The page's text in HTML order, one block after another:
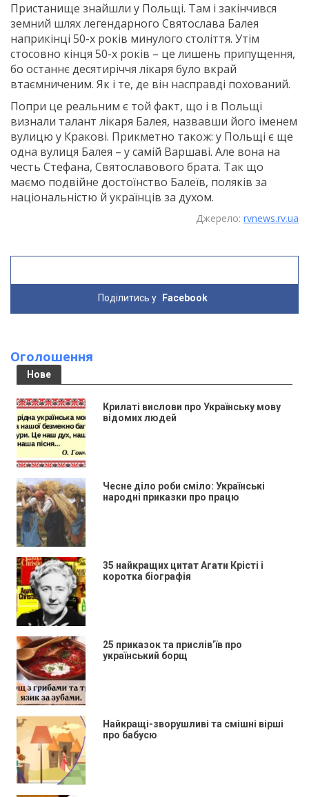
Пристанище знайшли у Польщі. Там і закінчився
земний шлях легендарного Святослава Балея
наприкінці 50-х років минулого століття. Утім
стосовно кінця 50-х років – це лишень припущення,
бо останнє десятиріччя лікаря було вкрай
втаємниченим. Як і те, де він насправді похований.
Попри це реальним є той факт, що і в Польщі
визнали талант лікаря Балея, назвавши його іменем
вулицю у Кракові. Прикметно також: у Польщі є ще
одна вулиця Балея – у самій Варшаві. Але вона на
честь Стефана, Святославового брата. Так що
маємо подвійне достоїнство Балеїв, поляків за
національністю й українців за духом.
Джерело: rvnews.rv.ua
Поділитись у Facebook
Оголошення
Нове
Крилаті вислови про Українську мову
відомих людей
Чесне діло роби сміло: Українські
народні приказки про працю
35 найкращих цитат Агати Крісті і
коротка біографія
25 приказок та прислів’їв про
український борщ
Найкращі-зворушливі та смішні вірші
про бабусю